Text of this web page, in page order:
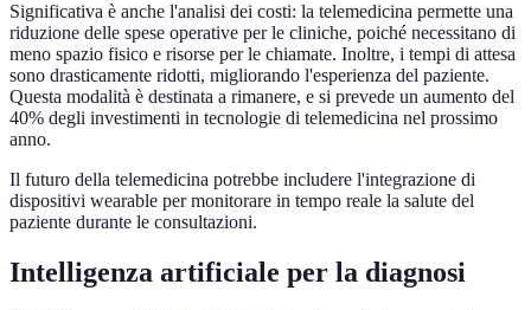
Significativa è anche l'analisi dei costi: la telemedicina permette una
riduzione delle spese operative per le cliniche, poiché necessitano di
meno spazio fisico e risorse per le chiamate. Inoltre, i tempi di attesa
sono drasticamente ridotti, migliorando l'esperienza del paziente.
Questa modalità è destinata a rimanere, e si prevede un aumento del
40% degli investimenti in tecnologie di telemedicina nel prossimo
anno.
Il futuro della telemedicina potrebbe includere l'integrazione di
dispositivi wearable per monitorare in tempo reale la salute del
paziente durante le consultazioni.
Intelligenza artificiale per la diagnosi